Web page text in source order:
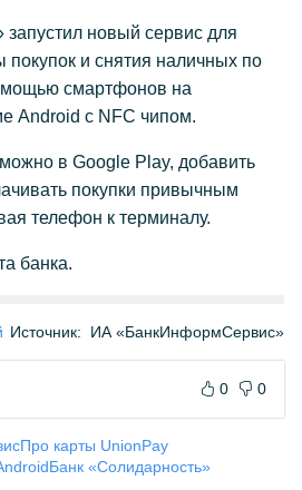
запустил новый сервис для
покупок и снятия наличных по
смартфонов на
Android c NFC чипом.
в Google Play, добавить
покупки привычным
телефон к терминалу.
банка.
Источник: ИА «БанкИнформСервис»
0 0
Про карты UnionPay
Банк «Солидарность»